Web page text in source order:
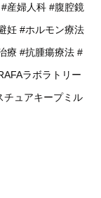
#産婦人科 #腹腔鏡
妊 #ホルモン療法
療 #抗腫瘍療法 #
ラボラトリー
チュアキープミル